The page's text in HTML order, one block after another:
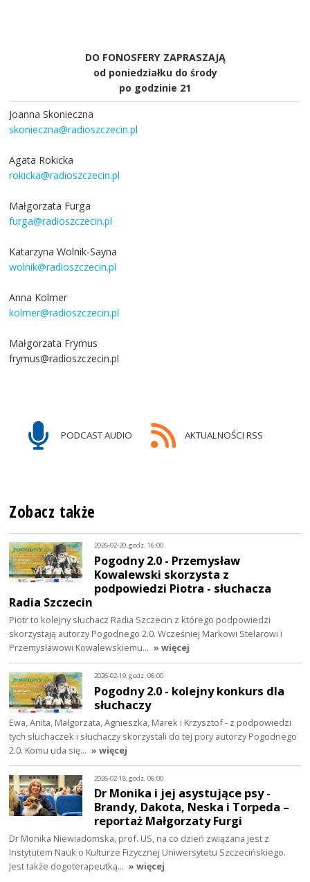
DO FONOSFERY ZAPRASZAJĄ
od poniedziałku do środy
po godzinie 21
Joanna Skonieczna
skonieczna@radioszczecin.pl
Agata Rokicka
rokicka@radioszczecin.pl
Małgorzata Furga
furga@radioszczecin.pl
Katarzyna Wolnik-Sayna
wolnik@radioszczecin.pl
Anna Kolmer
kolmer@radioszczecin.pl
Małgorzata Frymus
frymus@radioszczecin.pl
PODCAST AUDIO AKTUALNOŚCI RSS
Zobacz także
2026-02-20, godz. 16:00
Pogodny 2.0 - Przemysław
Kowalewski skorzysta z
podpowiedzi Piotra - słuchacza
Radia Szczecin
Piotr to kolejny słuchacz Radia Szczecin z którego podpowiedzi
skorzystają autorzy Pogodnego 2.0. Wcześniej Markowi Stelarowi i
Przemysławowi Kowalewskiemu… » więcej
2026-02-19, godz. 06:00
Pogodny 2.0 - kolejny konkurs dla
słuchaczy
Ewa, Anita, Małgorzata, Agnieszka, Marek i Krzysztof - z podpowiedzi
tych słuchaczek i słuchaczy skorzystali do tej pory autorzy Pogodnego
2.0. Komu uda się… » więcej
2026-02-18, godz. 06:00
Dr Monika i jej asystujące psy -
Brandy, Dakota, Neska i Torpeda –
reportaż Małgorzaty Furgi
Dr Monika Niewiadomska, prof. US, na co dzień związana jest z
Instytutem Nauk o Kulturze Fizycznej Uniwersytetu Szczecińskiego.
Jest także dogoterapeutką… » więcej